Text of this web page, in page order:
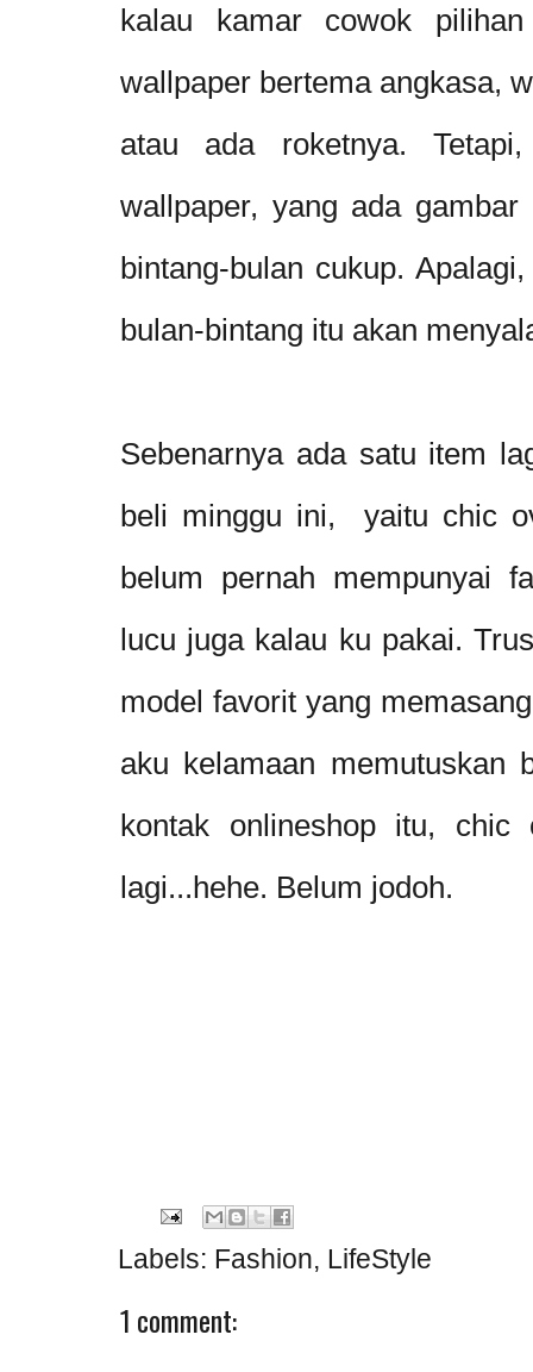
kalau kamar cowok
wallpaper bertema angkasa,
atau ada roketnya.
wallpaper, yang ada
bintang-bulan cukup.
bulan-bintang itu akan
Sebenarnya ada satu item
beli minggu ini, yaitu chic
belum pernah mempunyai
lucu juga kalau ku pakai.
model favorit yang
aku kelamaan memutuskan
kontak onlineshop itu, chic
lagi...hehe. Belum jodoh.
Labels: Fashion, LifeStyle
1 comment: